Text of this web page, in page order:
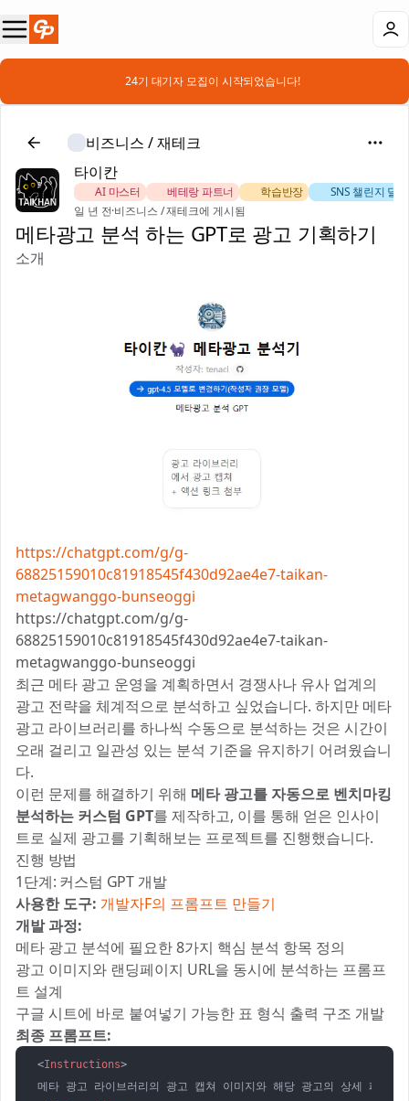
📣 24기 대기자 모집이 시작되었습니다!
비즈니스 / 재테크
타이칸
🏅 AI 마스터 ⚔️ 베테랑 파트너 📚 학습반장
🚀 SNS 챌린지 달
일 년 전·비즈니스 / 재테크에 게시됨
메타광고 분석 하는 GPT로 광고 기획하기
소개
https://chatgpt.com/g/g-
68825159010c81918545f430d92ae4e7-taikan-
metagwanggo-bunseoggi
https://chatgpt.com/g/g-
68825159010c81918545f430d92ae4e7-taikan-
metagwanggo-bunseoggi
최근 메타 광고 운영을 계획하면서 경쟁사나 유사 업계의
광고 전략을 체계적으로 분석하고 싶었습니다. 하지만 메타
광고 라이브러리를 하나씩 수동으로 분석하는 것은 시간이
오래 걸리고 일관성 있는 분석 기준을 유지하기 어려웠습니
다.
이런 문제를 해결하기 위해 메타 광고를 자동으로 벤치마킹
분석하는 커스텀 GPT를 제작하고, 이를 통해 얻은 인사이
트로 실제 광고를 기획해보는 프로젝트를 진행했습니다.
진행 방법
1단계: 커스텀 GPT 개발
사용한 도구: 개발자F의 프롬프트 만들기
개발 과정:
메타 광고 분석에 필요한 8가지 핵심 분석 항목 정의
광고 이미지와 랜딩페이지 URL을 동시에 분석하는 프롬프
트 설계
구글 시트에 바로 붙여넣기 가능한 표 형식 출력 구조 개발
최종 프롬프트:
<Instructions>